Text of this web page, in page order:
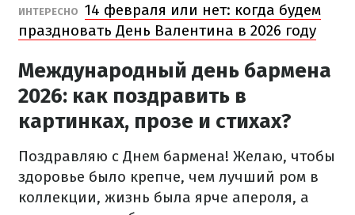
ИНТЕРЕСНО 14 февраля или нет: когда будем
праздновать День Валентина в 2026 году
Международный день бармена
2026: как поздравить в
картинках, прозе и стихах?
Поздравляю с Днем бармена! Желаю, чтобы
здоровье было крепче, чем лучший ром в
коллекции, жизнь была ярче апероля, а